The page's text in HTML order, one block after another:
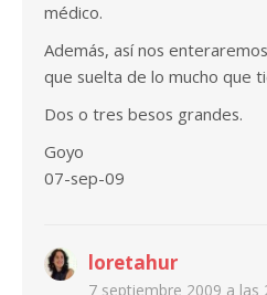
médico.
Además, así nos
que suelta de lo mucho que
Dos o tres besos grandes.
Goyo
07-sep-09
loretahur
7 septiembre 2009 a las